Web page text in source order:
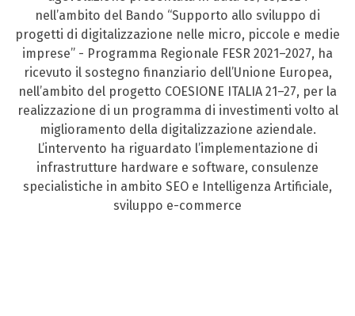
nell’ambito del Bando “Supporto allo sviluppo di
progetti di digitalizzazione nelle micro, piccole e medie
imprese” - Programma Regionale FESR 2021–2027, ha
ricevuto il sostegno finanziario dell’Unione Europea,
nell’ambito del progetto COESIONE ITALIA 21–27, per la
realizzazione di un programma di investimenti volto al
miglioramento della digitalizzazione aziendale.
L’intervento ha riguardato l’implementazione di
infrastrutture hardware e software, consulenze
specialistiche in ambito SEO e Intelligenza Artificiale,
sviluppo e-commerce